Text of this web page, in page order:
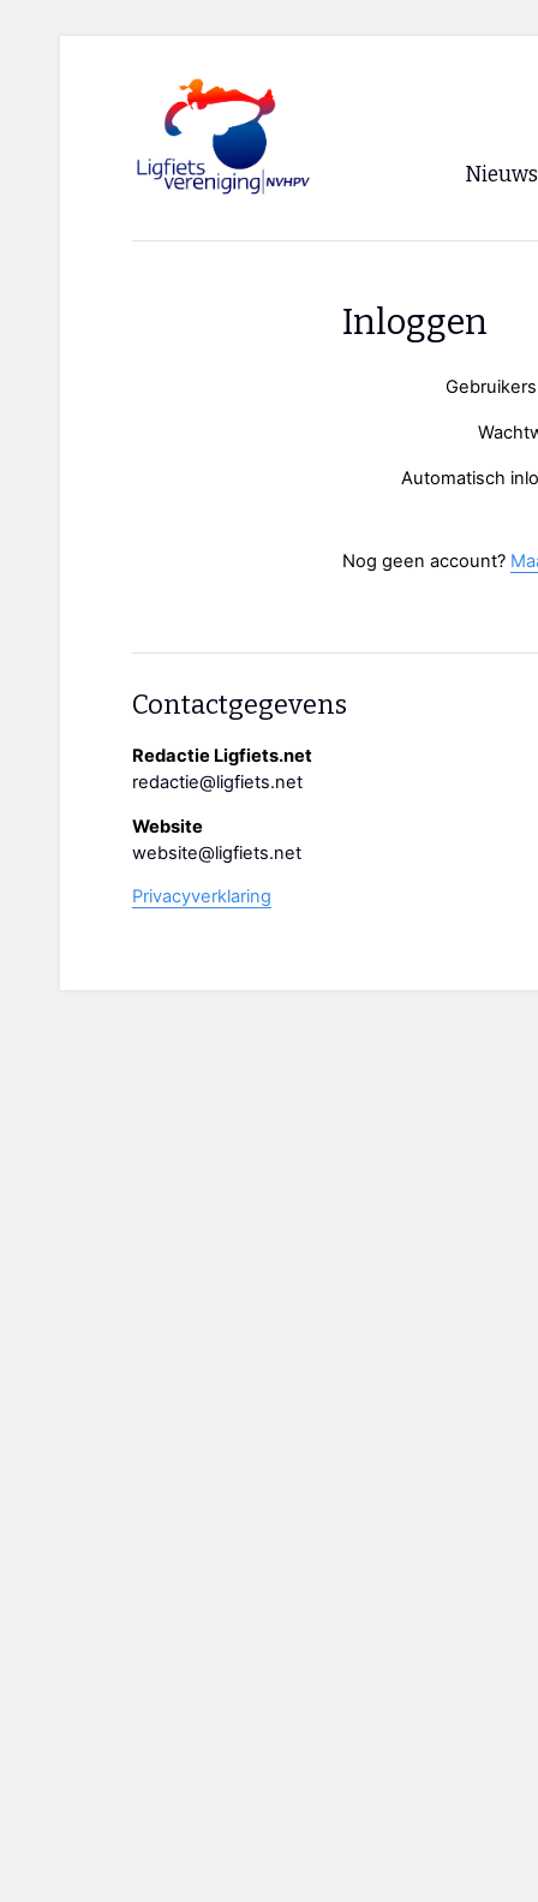
Nieuws
Inloggen
Automatisch
Nog geen account?
Contactgegevens
Redactie Ligfiets.net
redactie@ligfiets.net
Website
website@ligfiets.net
Privacyverklaring